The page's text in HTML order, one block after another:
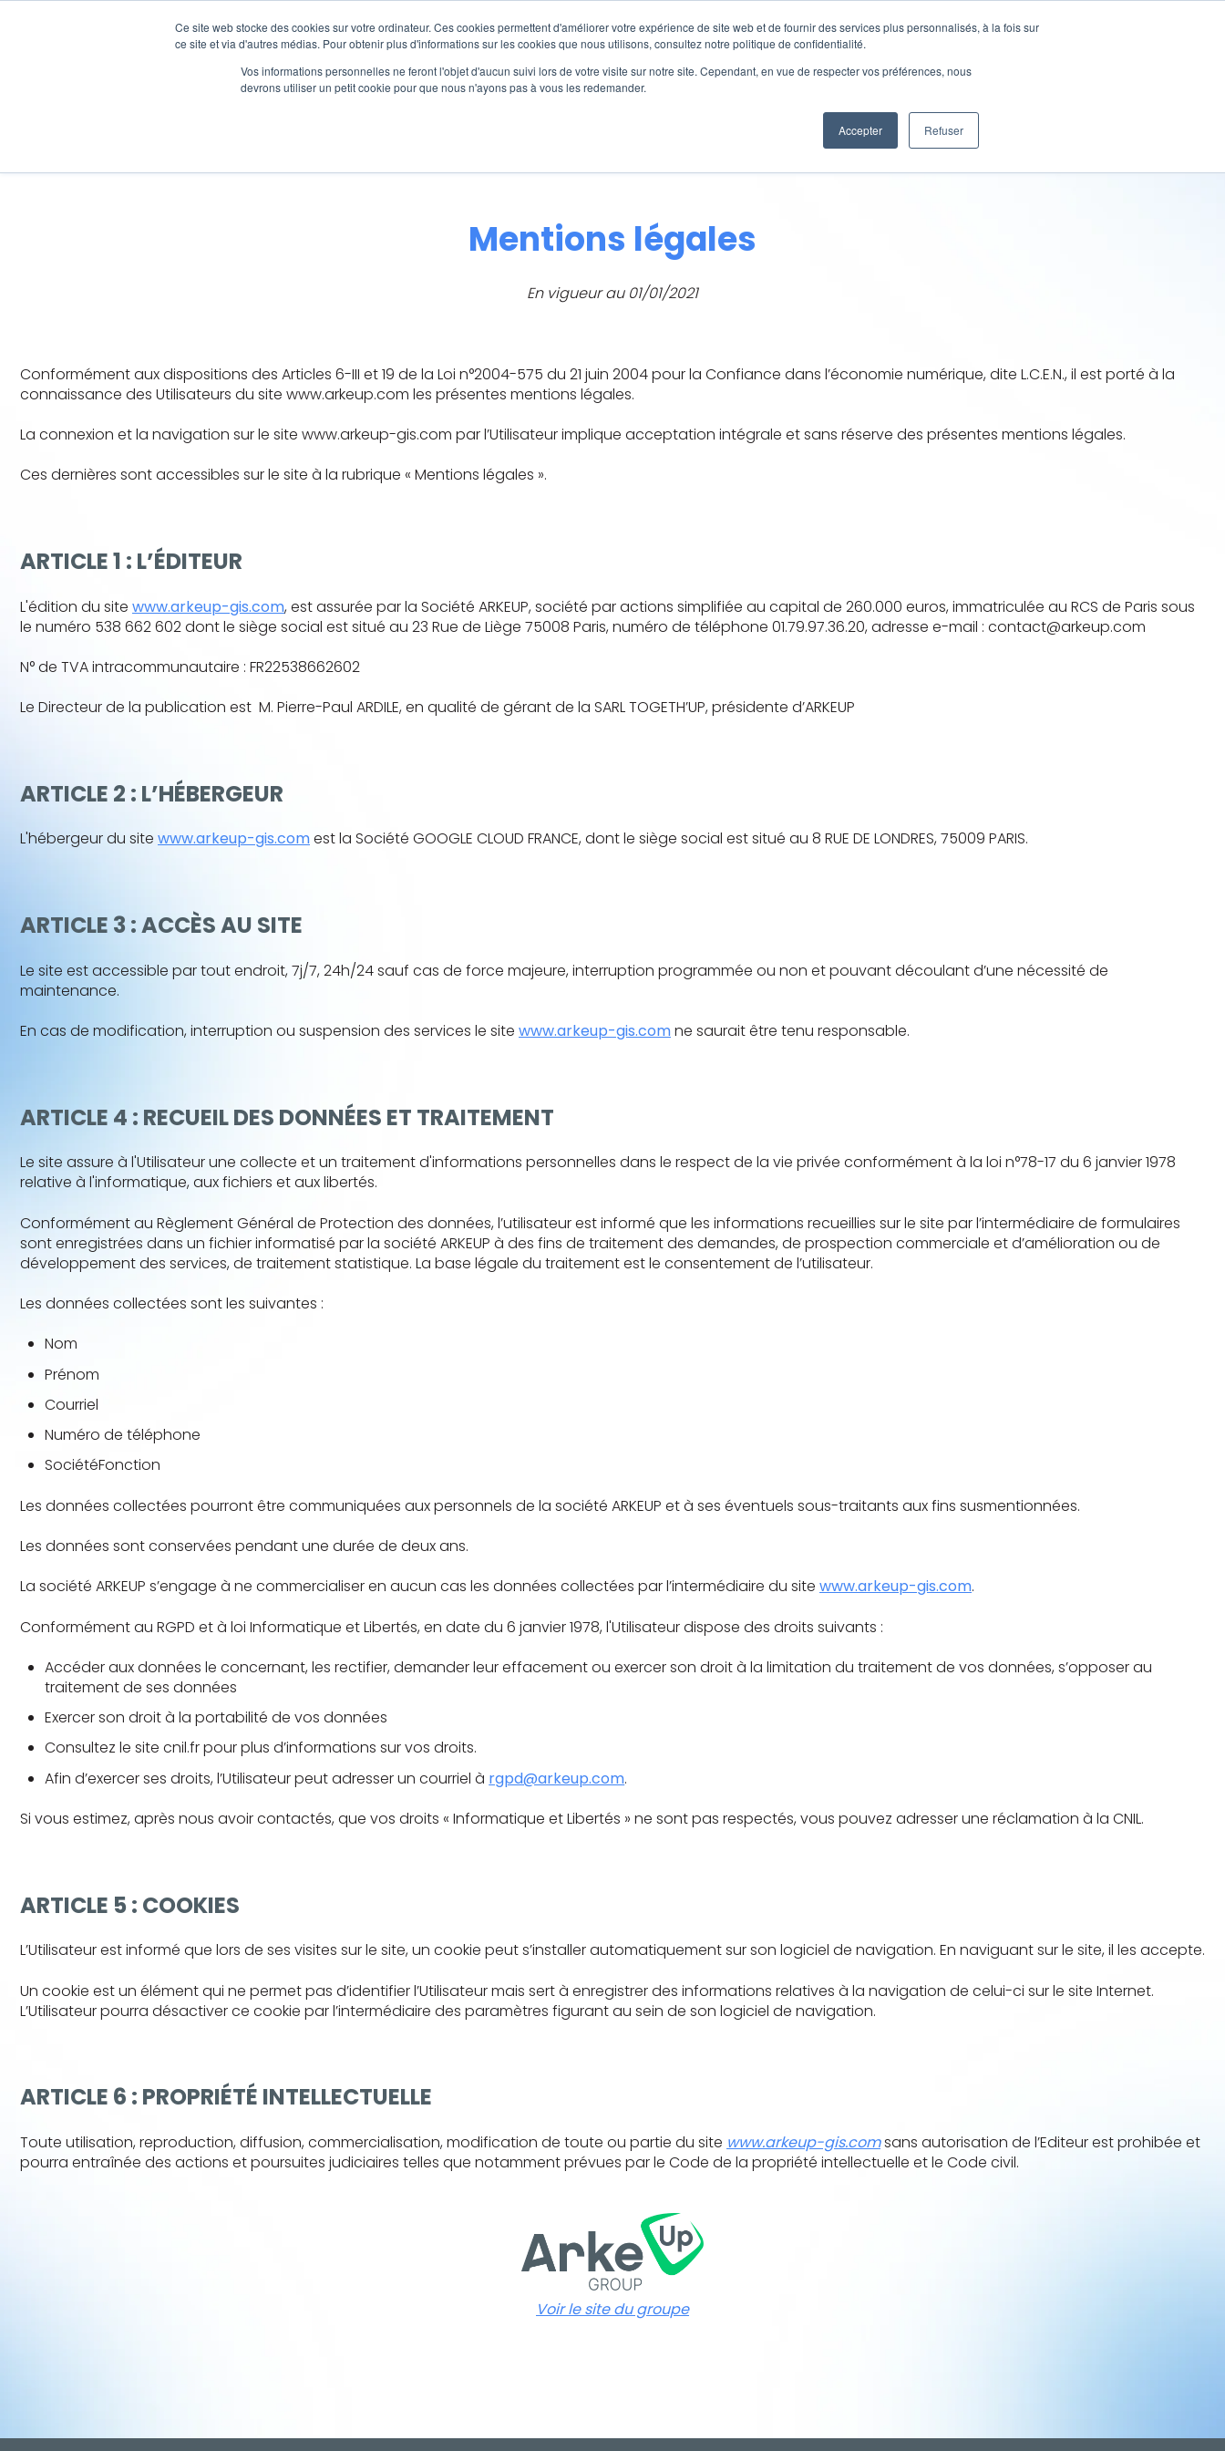
Ce site web stocke des cookies sur votre ordinateur. Ces cookies permettent d'améliorer votre expérience de site web et de fournir des services plus personnalisés, à la fois sur
ce site et via d'autres médias. Pour obtenir plus d'informations sur les cookies que nous utilisons, consultez notre politique de confidentialité.
Vos informations personnelles ne feront l'objet d'aucun suivi lors de votre visite sur notre site. Cependant, en vue de respecter vos préférences, nous
devrons utiliser un petit cookie pour que nous n'ayons pas à vous les redemander.
Accepter Refuser
SolutionsAfficher le sous-menu pour Solutions
ProduitsAfficher le sous-menu pour Produits
Services Cas d'utilisationsAfficher le sous-menu pour Cas d'utilisations
RessourcesAfficher le sous-menu pour
Mentions légales
En vigueur au 01/01/2021
Conformément aux dispositions des Articles 6-III et 19 de la Loi n°2004-575 du 21 juin 2004 pour la Confiance dans l’économie numérique, dite L.C.E.N., il est porté à la
connaissance des Utilisateurs du site www.arkeup.com les présentes mentions légales.
La connexion et la navigation sur le site www.arkeup-gis.com par l’Utilisateur implique acceptation intégrale et sans réserve des présentes mentions légales.
Ces dernières sont accessibles sur le site à la rubrique « Mentions légales ».
ARTICLE 1 : L’ÉDITEUR
L'édition du site www.arkeup-gis.com, est assurée par la Société ARKEUP, société par actions simplifiée au capital de 260.000 euros, immatriculée au RCS de Paris sous
le numéro 538 662 602 dont le siège social est situé au 23 Rue de Liège 75008 Paris, numéro de téléphone 01.79.97.36.20, adresse e-mail : contact@arkeup.com
N° de TVA intracommunautaire : FR22538662602
Le Directeur de la publication est M. Pierre-Paul ARDILE, en qualité de gérant de la SARL TOGETH’UP, présidente d’ARKEUP
ARTICLE 2 : L’HÉBERGEUR
L'hébergeur du site www.arkeup-gis.comest la Société GOOGLE CLOUD FRANCE, dont le siège social est situé au 8 RUE DE LONDRES, 75009 PARIS.
ARTICLE 3 : ACCÈS AU SITE
Le site est accessible par tout endroit, 7j/7, 24h/24 sauf cas de force majeure, interruption programmée ou non et pouvant découlant d’une nécessité de
maintenance.
En cas de modification, interruption ou suspension des services le site www.arkeup-gis.comne saurait être tenu responsable.
ARTICLE 4 : RECUEIL DES DONNÉES ET TRAITEMENT
Le site assure à l'Utilisateur une collecte et un traitement d'informations personnelles dans le respect de la vie privée conformément à la loi n°78-17 du 6 janvier 1978
relative à l'informatique, aux fichiers et aux libertés.
Conformément au Règlement Général de Protection des données, l’utilisateur est informé que les informations recueillies sur le site par l’intermédiaire de formulaires
sont enregistrées dans un fichier informatisé par la société ARKEUP à des fins de traitement des demandes, de prospection commerciale et d’amélioration ou de
développement des services, de traitement statistique. La base légale du traitement est le consentement de l’utilisateur.
Les données collectées sont les suivantes :
Nom
Prénom
Courriel
Numéro de téléphone
SociétéFonction
Les données collectées pourront être communiquées aux personnels de la société ARKEUP et à ses éventuels sous-traitants aux fins susmentionnées.
Les données sont conservées pendant une durée de deux ans.
La société ARKEUP s’engage à ne commercialiser en aucun cas les données collectées par l’intermédiaire du site www.arkeup-gis.com.
Conformément au RGPD et à loi Informatique et Libertés, en date du 6 janvier 1978, l'Utilisateur dispose des droits suivants :
Accéder aux données le concernant, les rectifier, demander leur effacement ou exercer son droit à la limitation du traitement de vos données, s’opposer au
traitement de ses données
Exercer son droit à la portabilité de vos données
Consultez le site cnil.fr pour plus d’informations sur vos droits.
Afin d’exercer ses droits, l’Utilisateur peut adresser un courriel à rgpd@arkeup.com.
Si vous estimez, après nous avoir contactés, que vos droits « Informatique et Libertés » ne sont pas respectés, vous pouvez adresser une réclamation à la CNIL.
ARTICLE 5 : COOKIES
L’Utilisateur est informé que lors de ses visites sur le site, un cookie peut s’installer automatiquement sur son logiciel de navigation. En naviguant sur le site, il les accepte.
Un cookie est un élément qui ne permet pas d’identifier l’Utilisateur mais sert à enregistrer des informations relatives à la navigation de celui-ci sur le site Internet.
L’Utilisateur pourra désactiver ce cookie par l’intermédiaire des paramètres figurant au sein de son logiciel de navigation.
ARTICLE 6 : PROPRIÉTÉ INTELLECTUELLE
Toute utilisation, reproduction, diffusion, commercialisation, modification de toute ou partie du site www.arkeup-gis.comsans autorisation de l’Editeur est prohibée et
pourra entraînée des actions et poursuites judiciaires telles que notamment prévues par le Code de la propriété intellectuelle et le Code civil.
Voir le site du groupe